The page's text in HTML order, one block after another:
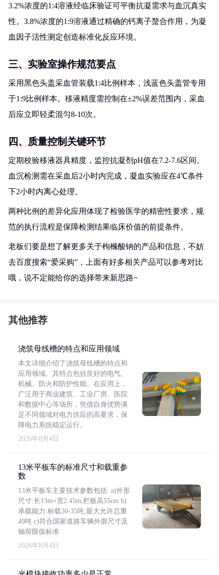
3.2%浓度的1:4溶液经临床验证可平衡抗凝需求与血沉真实
性。3.8%浓度的1:9溶液通过精确的钙离子螯合作用，为凝
血因子活性测定创造标准化反应环境。
三、实验室操作规范要点
采用黑色头盖采血管装载1:4比例样本，浅蓝色头盖管专用
于1:9比例样本。移液精度需控制在±2%误差范围内，采血
后应立即轻柔混匀8-10次。
四、质量控制关键环节
定期校验移液器具精度，监控抗凝剂pH值在7.2-7.6区间。
血沉检测需在采血后2小时内完成，凝血实验应在4℃条件
下2小时内离心处理。
两种比例的差异化应用体现了检验医学的精密性要求，规
范的执行流程是保障检测结果临床价值的前提条件。
老板们要是想了解更多关于枸橼酸钠的产品和信息，不妨
去百度搜索“爱采购”，上面有好多相关产品可以参考对比
哦，说不定能给你的选择带来新思路~
其他推荐
浇筑母线槽的特点和应用领域
本文详细介绍了浇筑母线槽的特点和
应用领域。其特点包括良好的电气、
机械、防火和防护性能。在应用上，
广泛用于商业建筑、工业厂房、医院
和数据中心等场所，凭借自身优势满
足不同领域对电力供应的高要求，保
障电力系统稳定运行。
2026年8月4日
13米平板车的标准尺寸和载重参
数
13米平板车主要技术参数包括: a)外形
尺寸:长13m×宽2.45m,栏板高55cm b)
承载能力:标载30-35吨,最大允许总重
49吨 c)符合国家道路车辆外廓尺寸及
轴荷限值标准
2026年8月4日